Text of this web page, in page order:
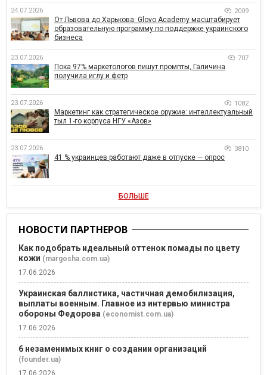
24.07.2026 2009
От Львова до Харькова: Glovo Academy масштабирует
образовательную программу по поддержке украинского
бизнеса
23.07.2026 707
Пока 97% маркетологов пишут промпты, Галичина
получила иглу и фетр
23.07.2026 1082
Маркетинг как стратегическое оружие: интеллектуальный
тыл 1-го корпуса НГУ «Азов»
23.07.2026 3810
41 % украинцев работают даже в отпуске — опрос
БОЛЬШЕ
НОВОСТИ ПАРТНЕРОВ
Как подобрать идеальный оттенок помады по цвету
кожи (margosha.com.ua)
17.06.2026
Украинская баллистика, частичная демобилизация,
выплаты военным. Главное из интервью министра
обороны Федорова (economist.com.ua)
17.06.2026
6 незаменимых книг о создании организаций
(founder.ua)
17.06.2026